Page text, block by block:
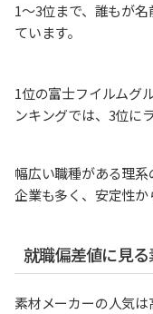
1〜3位まで、誰もが
ています。
1位の富士フイルムグ
ンキングでは、3位に
幅広い職種がある理
企業も多く、安定性か
就職偏差値に見
素材メーカーの人気